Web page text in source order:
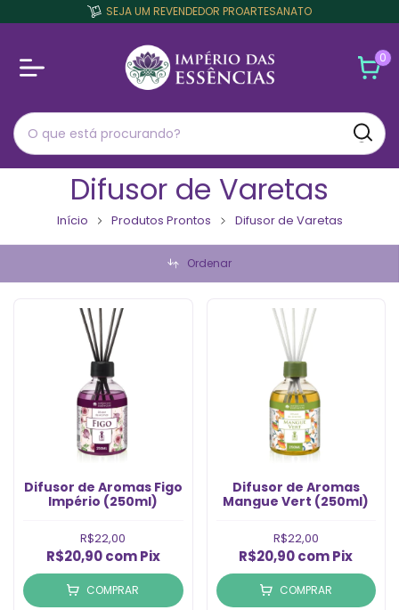
SEJA UM REVENDEDOR PROARTESANATO
0
Difusor de Varetas
Início Produtos Prontos Difusor de Varetas
Ordenar
Difusor de Aromas Figo
Império (250ml)
R$22,00
R$20,90com Pix
COMPRAR
Difusor de Aromas
Mangue Vert (250ml)
R$22,00
R$20,90comPix
COMPRAR